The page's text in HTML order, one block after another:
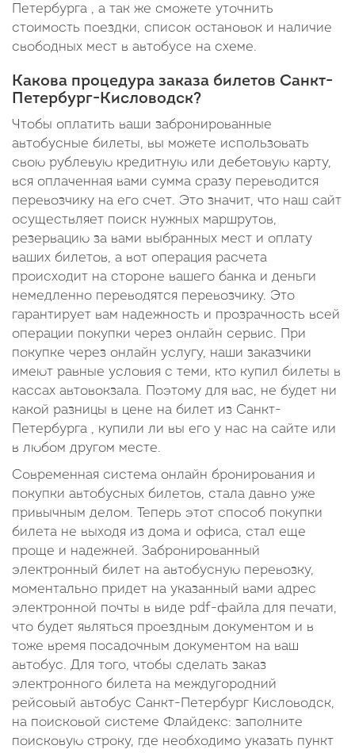
Петербурга , а так же сможете уточнить
стоимость поездки, список остановок и наличие
свободных мест в автобусе на схеме.
Какова процедура заказа билетов Санкт-
Петербург-Кисловодск?
Чтобы оплатить ваши забронированные
автобусные билеты, вы можете использовать
свою рублевую кредитную или дебетовую карту,
вся оплаченная вами сумма сразу переводится
перевозчику на его счет. Это значит, что наш сайт
осуществляет поиск нужных маршрутов,
резервацию за вами выбранных мест и оплату
ваших билетов, а вот операция расчета
происходит на стороне вашего банка и деньги
немедленно переводятся перевозчику. Это
гарантирует вам надежность и прозрачность всей
операции покупки через онлайн сервис. При
покупке через онлайн услугу, наши заказчики
имеют равные условия с теми, кто купил билеты в
кассах автовокзала. Поэтому для вас, не будет ни
какой разницы в цене на билет из Санкт-
Петербурга , купили ли вы его у нас на сайте или
в любом другом месте.
Современная система онлайн бронирования и
покупки автобусных билетов, стала давно уже
привычным делом. Теперь этот способ покупки
билета не выходя из дома и офиса, стал еще
проще и надежней. Забронированный
электронный билет на автобусную перевозку,
моментально придет на указанный вами адрес
электронной почты в виде pdf-файла для печати,
что будет являться проездным документом и в
тоже время посадочным документом на ваш
автобус. Для того, чтобы сделать заказ
электронного билета на междугородний
рейсовый автобус Санкт-Петербург Кисловодск,
на поисковой системе Флайдекс: заполните
поисковую строку, где необходимо указать пункт